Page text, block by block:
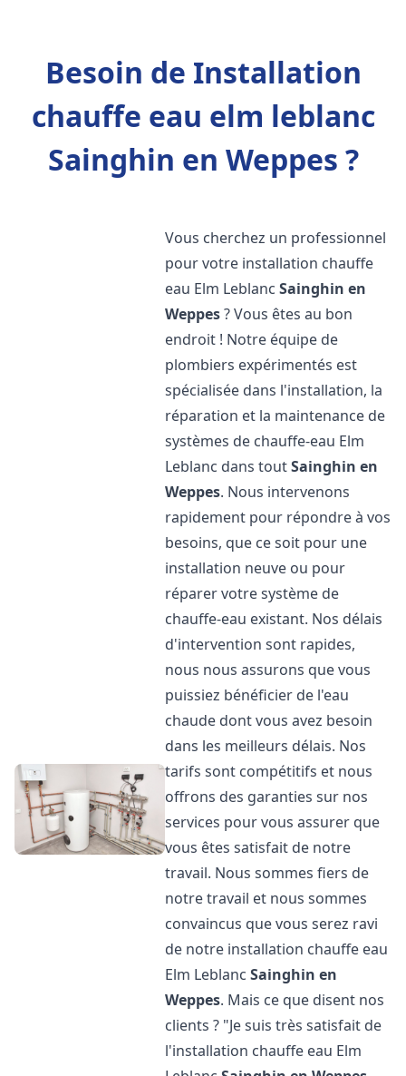
Besoin de Installation
chauffe eau elm leblanc
Sainghin en Weppes ?
Vous cherchez un professionnel
pour votre installation chauffe
eau Elm LeblancSainghin en
Weppes? Vous êtes au bon
endroit ! Notre équipe de
plombiers expérimentés est
spécialisée dans l'installation, la
réparation et la maintenance de
systèmes de chauffe-eau Elm
Leblanc dans toutSainghin en
Weppes. Nous intervenons
rapidement pour répondre à vos
besoins, que ce soit pour une
installation neuve ou pour
réparer votre système de
chauffe-eau existant. Nos délais
d'intervention sont rapides,
nous nous assurons que vous
puissiez bénéficier de l'eau
chaude dont vous avez besoin
dans les meilleurs délais. Nos
tarifs sont compétitifs et nous
offrons des garanties sur nos
services pour vous assurer que
vous êtes satisfait de notre
travail. Nous sommes fiers de
notre travail et nous sommes
convaincus que vous serez ravi
de notre installation chauffe eau
Elm LeblancSainghin en
Weppes. Mais ce que disent nos
clients ? "Je suis très satisfait de
l'installation chauffe eau Elm